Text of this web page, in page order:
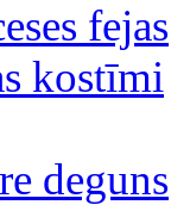
fejas
kostīmi
deguns